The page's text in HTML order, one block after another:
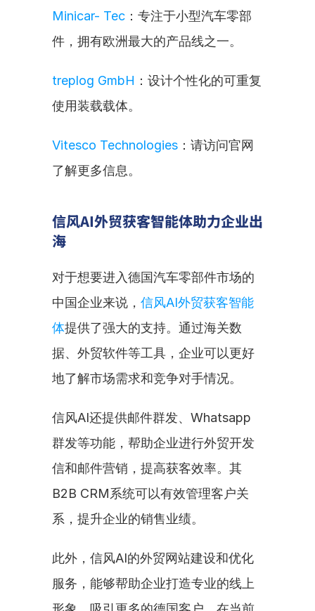
Minicar- Tec ：专注于小型汽车零部
件，拥有欧洲最大的产品线之一。
treplog GmbH ：设计个性化的可重复
使用装载载体。
Vitesco Technologies ：请访问官网
了解更多信息。
信风AI外贸获客智能体助力企业出
海
对于想要进入德国汽车零部件市场的
中国企业来说， 信风AI外贸获客智能
体提供了强大的支持。通过海关数
据、外贸软件等工具，企业可以更好
地了解市场需求和竞争对手情况。
信风AI还提供邮件群发、Whatsapp
群发等功能，帮助企业进行外贸开发
信和邮件营销，提高获客效率。其
B2B CRM系统可以有效管理客户关
系，提升企业的销售业绩。
此外，信风AI的外贸网站建设和优化
服务，能够帮助企业打造专业的线上